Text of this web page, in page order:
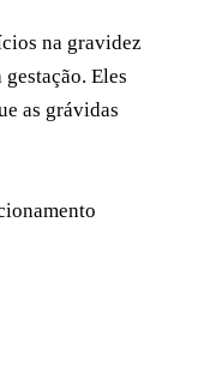
na gravidez
Eles
as grávidas